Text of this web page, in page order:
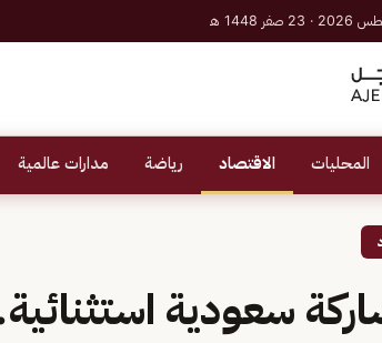
المحليات الاقتصاد رياضة مدارات عالمية
سعودية